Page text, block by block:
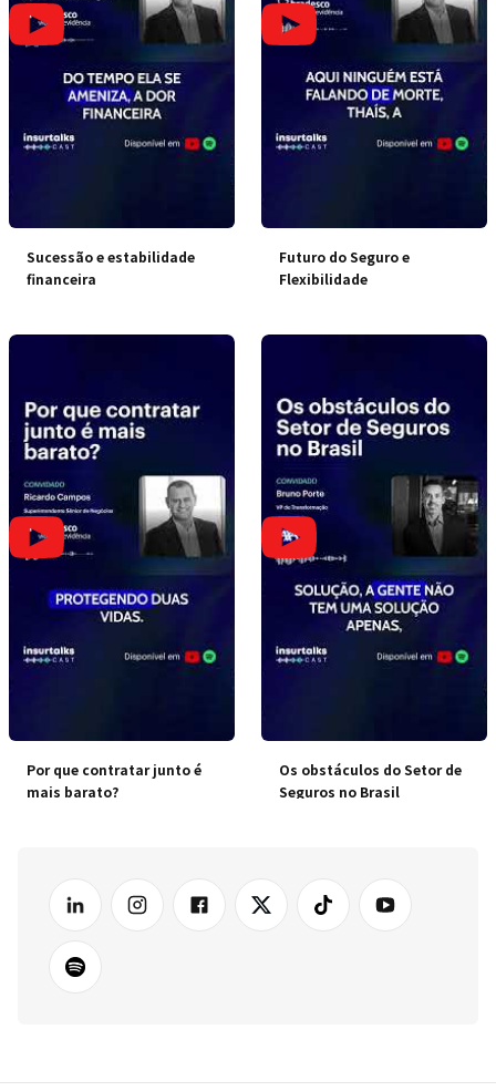
Sucessão e estabilidade
financeira
Futuro do Seguro e
Flexibilidade
Por que contratar junto é
mais barato?
Os obstáculos do Setor de
Seguros no Brasil